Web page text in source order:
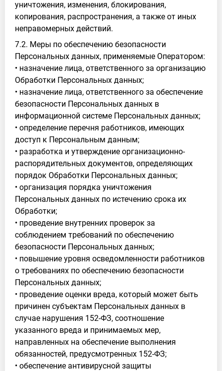
уничтожения, изменения, блокирования,
копирования, распространения, а также от иных
неправомерных действий.
7.2. Меры по обеспечению безопасности
Персональных данных, применяемые Оператором:
• назначение лица, ответственного за организацию
Обработки Персональных данных;
• назначение лица, ответственного за обеспечение
безопасности Персональных данных в
информационной системе Персональных данных;
• определение перечня работников, имеющих
доступ к Персональным данным;
• разработка и утверждение организационно-
распорядительных документов, определяющих
порядок Обработки Персональных данных;
• организация порядка уничтожения
Персональных данных по истечению срока их
Обработки;
• проведение внутренних проверок за
соблюдением требований по обеспечению
безопасности Персональных данных;
• повышение уровня осведомленности работников
о требованиях по обеспечению безопасности
Персональных данных;
• проведение оценки вреда, который может быть
причинен субъектам Персональных данных в
случае нарушения 152-ФЗ, соотношение
указанного вреда и принимаемых мер,
направленных на обеспечение выполнения
обязанностей, предусмотренных 152-ФЗ;
• обеспечение антивирусной защиты